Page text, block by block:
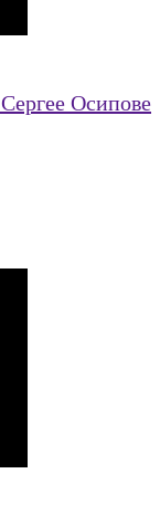
Осипове